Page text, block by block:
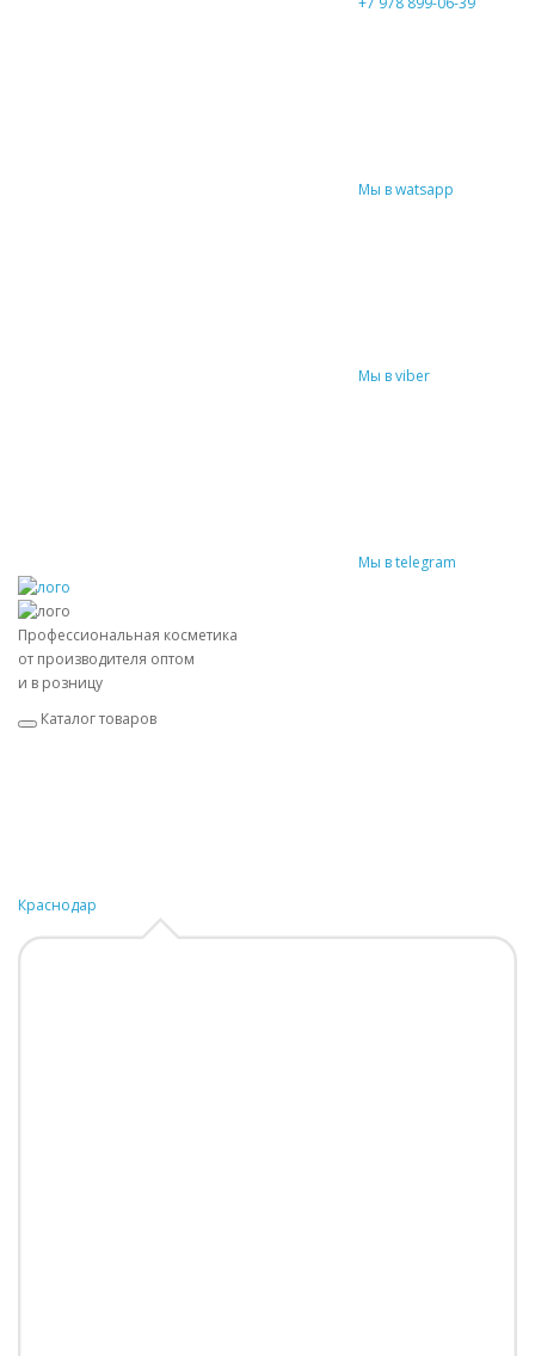
Мы в watsapp
Мы в viber
Мы в telegram
Профессиональная косметика
от производителя оптом
и в розницу
Каталог товаров
Краснодар